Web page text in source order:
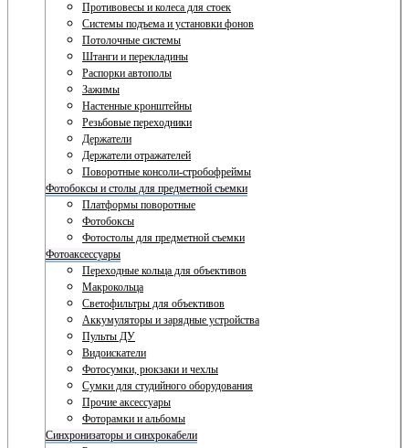
Противовесы и колеса для стоек
Системы подъема и установки фонов
Потолочные системы
Штанги и перекладины
Распорки автополы
Зажимы
Настенные кронштейны
Резьбовые переходники
Держатели
Держатели отражателей
Поворотные консоли-стробофреймы
Фотобоксы и столы для предметной съемки
Платформы поворотные
Фотобоксы
Фотостолы для предметной съемки
Фотоаксессуары
Переходные кольца для объективов
Макрокольца
Светофильтры для объективов
Аккумуляторы и зарядные устройства
Пульты ДУ
Видоискатели
Фотосумки, рюкзаки и чехлы
Сумки для студийного оборудования
Прочие аксессуары
Фоторамки и альбомы
Синхронизаторы и синхрокабели